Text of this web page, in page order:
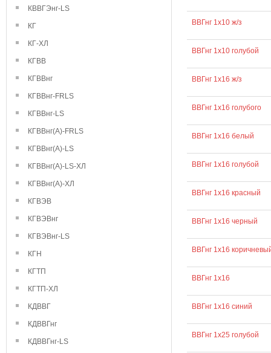
КВВГЭнг-LS
КГ
КГ-ХЛ
КГВВ
КГВВнг
КГВВнг-FRLS
КГВВнг-LS
КГВВнг(А)-FRLS
КГВВнг(А)-LS
КГВВнг(А)-LS-ХЛ
КГВВнг(А)-ХЛ
КГВЭВ
КГВЭВнг
КГВЭВнг-LS
КГН
КГТП
КГТП-ХЛ
КДВВГ
КДВВГнг
КДВВГнг-LS
ВВГнг 1х10 ж/з
ВВГнг 1х10 голубой
ВВГнг 1х16 ж/з
ВВГнг 1х16 голубого
ВВГнг 1х16 белый
ВВГнг 1х16 голубой
ВВГнг 1х16 красный
ВВГнг 1х16 черный
ВВГнг 1х16
ВВГнг 1х16
ВВГнг 1х16 синий
ВВГнг 1х25 голубой